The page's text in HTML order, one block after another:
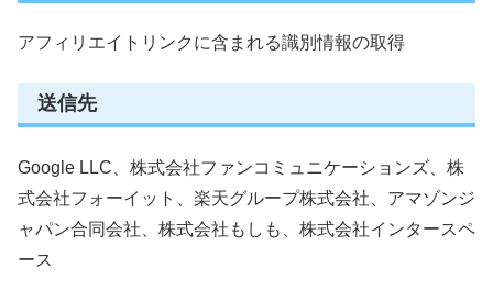
アフィリエイトリンクに含まれる識別情報の取得
送信先
Google LLC、株式会社ファンコミュニケーションズ、株
式会社フォーイット、楽天グループ株式会社、アマゾンジ
ャパン合同会社、株式会社もしも、株式会社インタースペ
ース